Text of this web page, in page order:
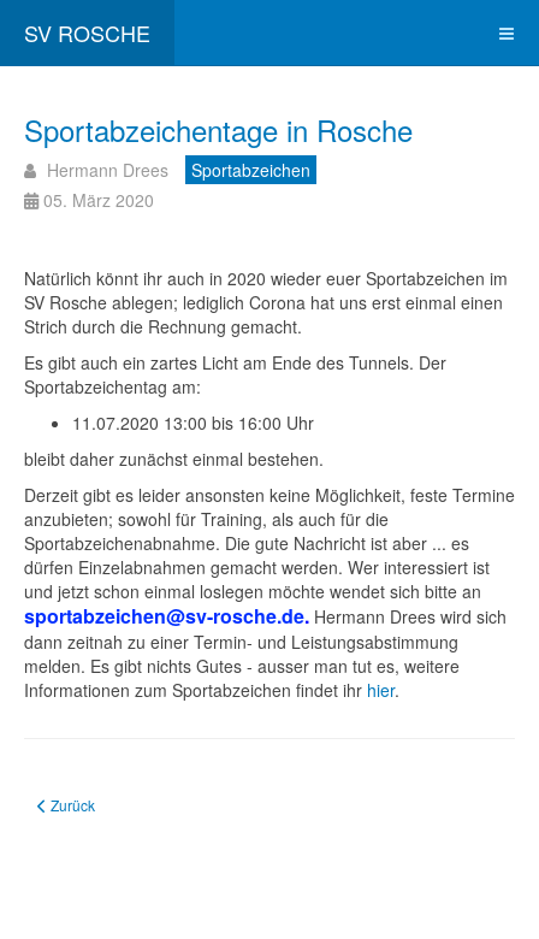
SV ROSCHE
Sportabzeichentage in Rosche
Hermann Drees
Sportabzeichen
05. März 2020
Natürlich könnt ihr auch in 2020 wieder euer Sportabzeichen im
SV Rosche ablegen; lediglich Corona hat uns erst einmal einen
Strich durch die Rechnung gemacht.
Es gibt auch ein zartes Licht am Ende des Tunnels. Der
Sportabzeichentag am:
11.07.2020 13:00 bis 16:00 Uhr
bleibt daher zunächst einmal bestehen.
Derzeit gibt es leider ansonsten keine Möglichkeit, feste Termine
anzubieten; sowohl für Training, als auch für die
Sportabzeichenabnahme. Die gute Nachricht ist aber ... es
dürfen Einzelabnahmen gemacht werden. Wer interessiert ist
und jetzt schon einmal loslegen möchte wendet sich bitte an
sportabzeichen@sv-rosche.de. Hermann Drees wird sich
dann zeitnah zu einer Termin- und Leistungsabstimmung
melden. Es gibt nichts Gutes - ausser man tut es, weitere
Informationen zum Sportabzeichen findet ihr hier.
Vorheriger Beitrag: Der SV Rosche lädt zum Sportabzeichen ein
Zurück